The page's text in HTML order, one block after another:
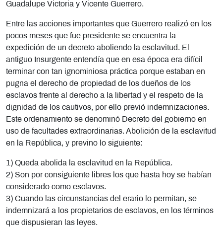
Guadalupe Victoria y Vicente Guerrero.
Entre las acciones importantes que Guerrero realizó en los
pocos meses que fue presidente se encuentra la
expedición de un decreto aboliendo la esclavitud. El
antiguo Insurgente entendía que en esa época era difícil
terminar con tan ignominiosa práctica porque estaban en
pugna el derecho de propiedad de los dueños de los
esclavos frente al derecho a la libertad y el respeto de la
dignidad de los cautivos, por ello previó indemnizaciones.
Este ordenamiento se denominó Decreto del gobierno en
uso de facultades extraordinarias. Abolición de la esclavitud
en la República, y previno lo siguiente:
1) Queda abolida la esclavitud en la República.
2) Son por consiguiente libres los que hasta hoy se habían
considerado como esclavos.
3) Cuando las circunstancias del erario lo permitan, se
indemnizará a los propietarios de esclavos, en los términos
que dispusieran las leyes.